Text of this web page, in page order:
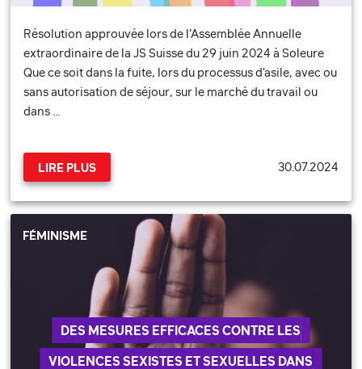
Résolution approuvée lors de l’Assemblée Annuelle
extraordinaire de la JS Suisse du 29 juin 2024 à Soleure
Que ce soit dans la fuite, lors du processus d'asile, avec ou
sans autorisation de séjour, sur le marché du travail ou
dans …
LIRE PLUS 30.07.2024
DES MESURES EFFICACES CONTRE LES
VIOLENCES SEXISTES ET SEXUELLES DANS
FÉMINISME